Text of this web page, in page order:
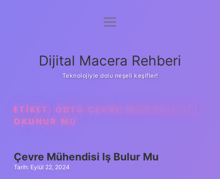
Anasayfa
Yasal Uyarı
menüyü
Dijital Macera Rehberi
Teknolojiyle dolu neşeli keşifler!
ETIKET: ODTÜ ÇEVRE MÜHENDISLIĞI
OKUNUR MU
Çevre Mühendisi Iş Bulur Mu
Tarih: Eylül 22, 2024